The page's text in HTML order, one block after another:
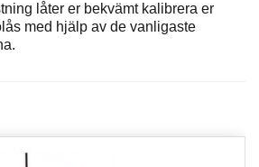
låter er bekvämt kalibrera er
med hjälp av de vanligaste